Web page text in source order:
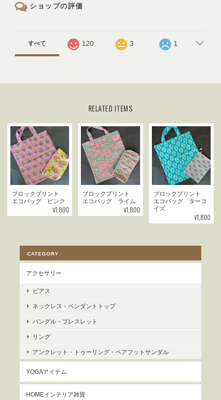
ショップの評価
すべて 120 3 1
RELATED ITEMS
ブロックプリント
エコバッグ ピンク
¥1,800
ブロックプリント
エコバッグ ライム
¥1,800
ブロックプリント
エコバッグ ターコ
イズ
¥1,800
CATEGORY
アクセサリー
ピアス
ネックレス・ペンダントトップ
バングル・ブレスレット
リング
アンクレット・トゥーリング・ベアフットサンダル
YOGAアイテム
HOMEインテリア雑貨